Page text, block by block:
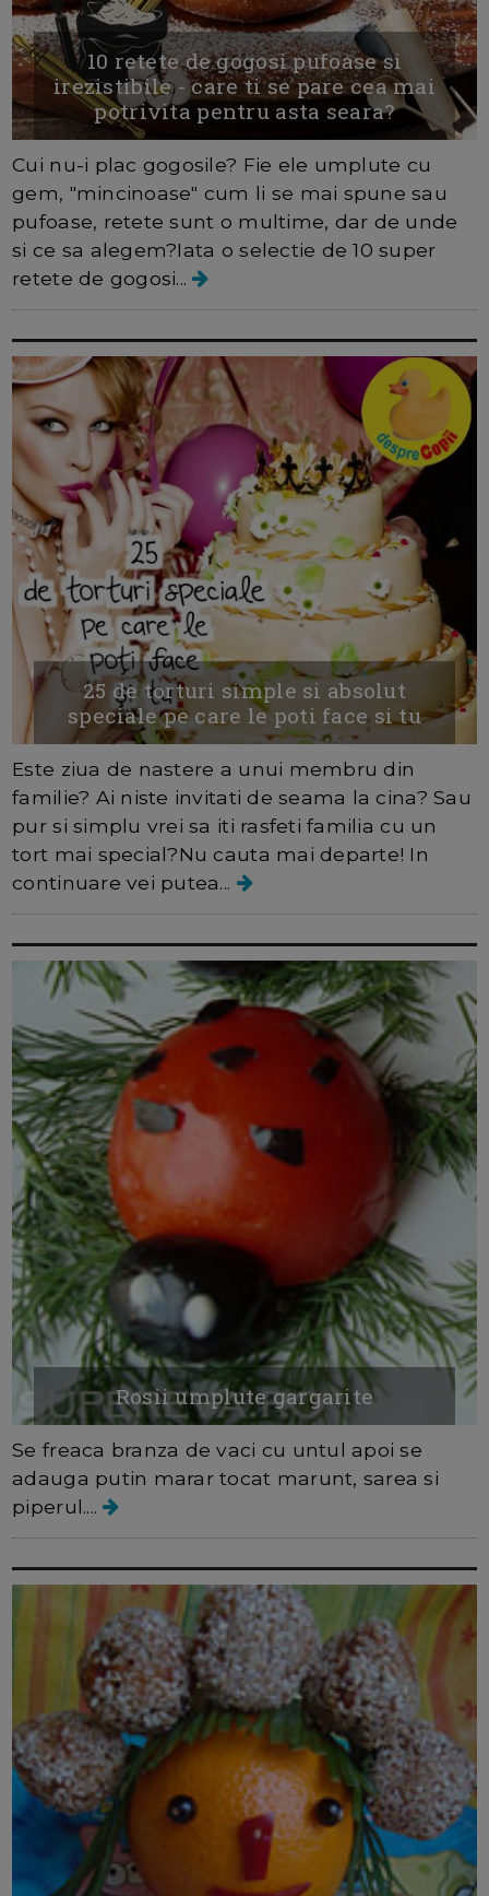
10 retete de gogosi pufoase si
irezistibile - care ti se pare cea mai
potrivita pentru asta seara?
Cui nu-i plac gogosile? Fie ele umplute cu
gem, "mincinoase" cum li se mai spune sau
pufoase, retete sunt o multime, dar de unde
si ce sa alegem?Iata o selectie de 10 super
retete de gogosi...
25 de torturi simple si absolut
speciale pe care le poti face si tu
Este ziua de nastere a unui membru din
familie? Ai niste invitati de seama la cina? Sau
pur si simplu vrei sa iti rasfeti familia cu un
tort mai special?Nu cauta mai departe! In
continuare vei putea...
Rosii umplute gargarite
Se freaca branza de vaci cu untul apoi se
adauga putin marar tocat marunt, sarea si
piperul....